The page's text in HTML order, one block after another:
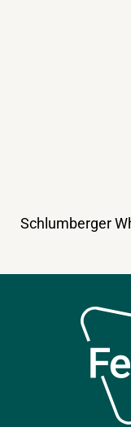
Schlumberger